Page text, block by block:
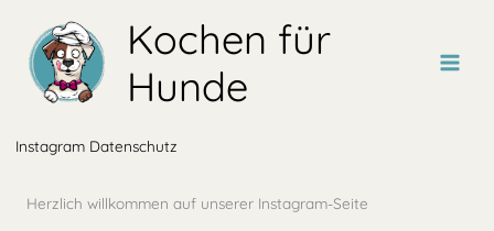
Inhalt
springen
Kochen für
Hunde
Instagram Datenschutz
Herzlich willkommen auf unserer Instagram-Seite